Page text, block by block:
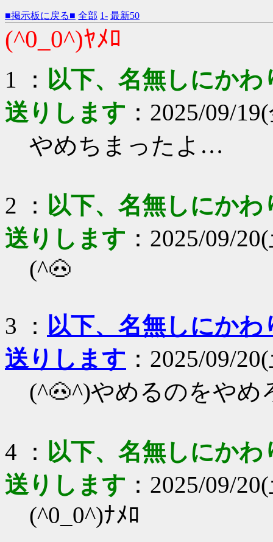
■掲示板に戻る■ 全部 1- 最新50
(^0_0^)ﾔﾒﾛ
1 ： 以下、名無しにか
送りします ：2025/09/
やめちまったよ…
2 ： 以下、名無しにか
送りします ：2025/09/
(^🐽
3 ： 以下、名無しにか
送りします ：2025/09/
(^🐽^)やめるのをやめ
4 ： 以下、名無しにか
送りします ：2025/09/
(^0_0^)ﾅﾒﾛ